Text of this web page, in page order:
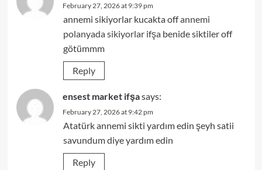
February 27, 2026 at 9:39 pm
annemi sikiyorlar kucakta offannemi
polanyada sikiyorlar ifşabenide siktiler off
götümmm
Reply
ensest market ifşasays:
February 27, 2026 at 9:42 pm
Atatürk annemi sikti yardım edin şeyh satii
savundum diye yardım edin
Reply